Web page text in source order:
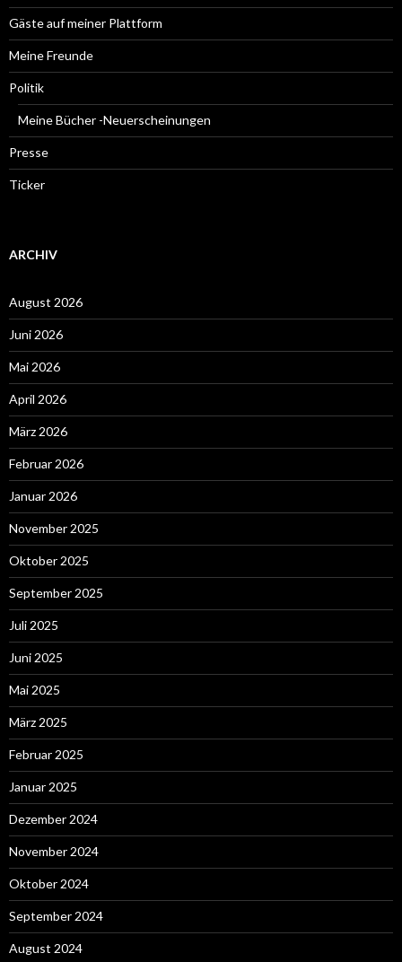
Gäste auf meiner Plattform
Meine Freunde
Politik
Meine Bücher -Neuerscheinungen
Presse
Ticker
ARCHIV
August 2026
Juni 2026
Mai 2026
April 2026
März 2026
Februar 2026
Januar 2026
November 2025
Oktober 2025
September 2025
Juli 2025
Juni 2025
Mai 2025
März 2025
Februar 2025
Januar 2025
Dezember 2024
November 2024
Oktober 2024
September 2024
August 2024